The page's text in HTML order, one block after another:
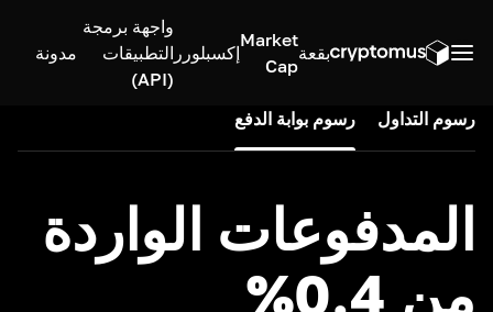
بقعة
Market
Cap
إكسبلورر
واجهة برمجة
التطبيقات
(API)
مدونة
رسوم التداول رسوم بوابة الدفع
المدفوعات الواردة
من 0.4%